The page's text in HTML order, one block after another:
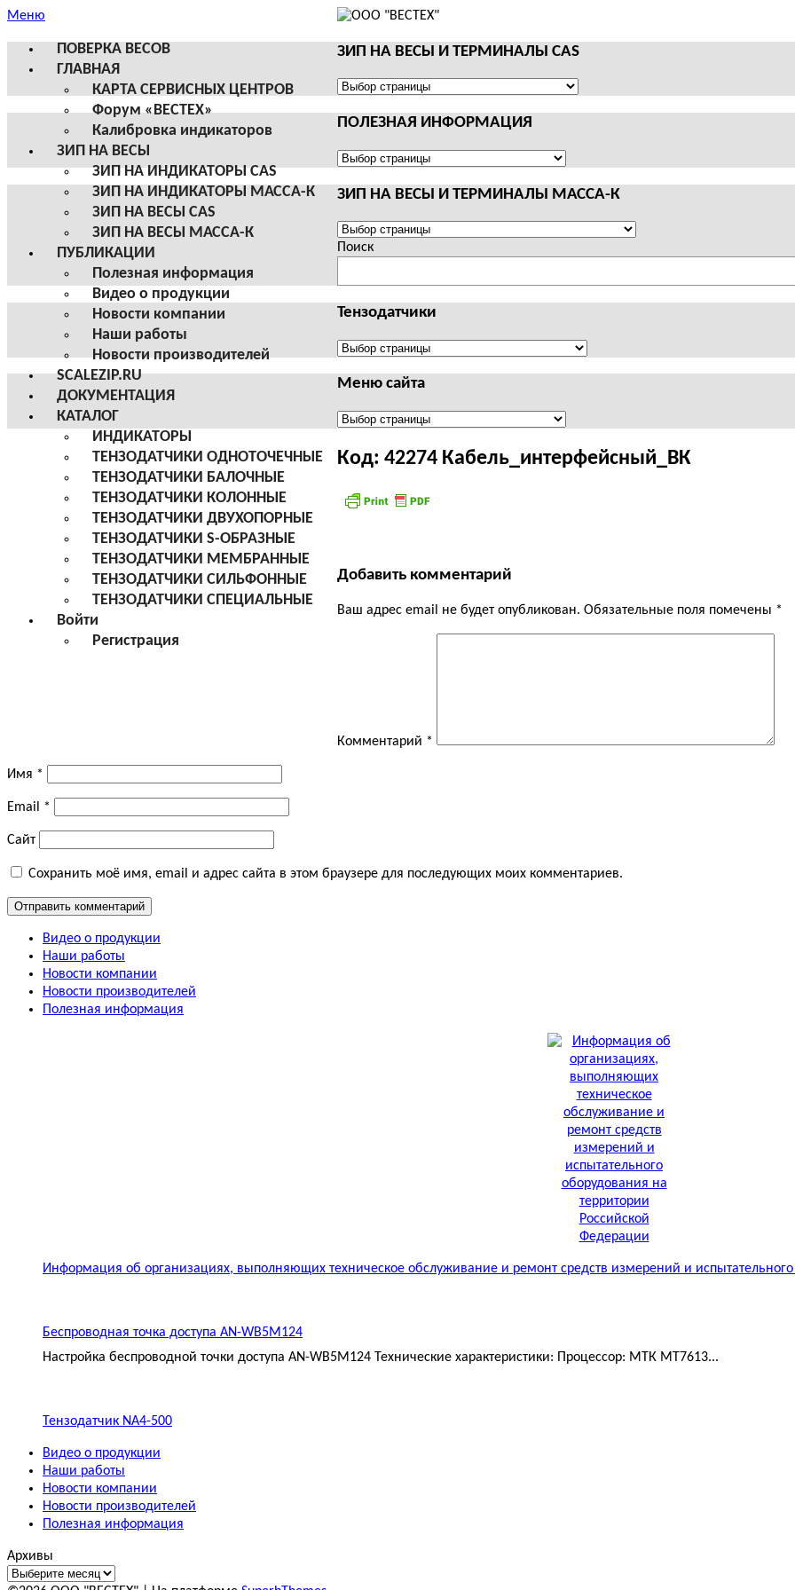
Меню
ПОВЕРКА ВЕСОВ
ГЛАВНАЯ
КАРТА СЕРВИСНЫХ ЦЕНТРОВ
Форум «ВЕСТЕХ»
Калибровка индикаторов
ЗИП НА ВЕСЫ
ЗИП НА ИНДИКАТОРЫ CAS
ЗИП НА ИНДИКАТОРЫ МАССА-К
ЗИП НА ВЕСЫ CAS
ЗИП НА ВЕСЫ МАССА-К
ПУБЛИКАЦИИ
Полезная информация
Видео о продукции
Новости компании
Наши работы
Новости производителей
SCALEZIP.RU
ДОКУМЕНТАЦИЯ
КАТАЛОГ
ИНДИКАТОРЫ
ТЕНЗОДАТЧИКИ ОДНОТОЧЕЧНЫЕ
ТЕНЗОДАТЧИКИ БАЛОЧНЫЕ
ТЕНЗОДАТЧИКИ КОЛОННЫЕ
ТЕНЗОДАТЧИКИ ДВУХОПОРНЫЕ
ТЕНЗОДАТЧИКИ S-ОБРАЗНЫЕ
ТЕНЗОДАТЧИКИ МЕМБРАННЫЕ
ТЕНЗОДАТЧИКИ СИЛЬФОННЫЕ
ТЕНЗОДАТЧИКИ СПЕЦИАЛЬНЫЕ
Войти
Регистрация
ЗИП НА ВЕСЫ И ТЕРМИНАЛЫ CAS
ЗИП
ВЕСЫ
ТЕРМИНАЛЫ
ПОЛЕЗНАЯ ИНФОРМАЦИЯ
ПОЛЕЗНАЯ
ЗИП НА ВЕСЫ И ТЕРМИНАЛЫ МАССА-К
ЗИП
НА
И
ТЕРМИНАЛЫ
МАССА-
Поиск
Тензодатчики
Тензодатчики
Меню сайта
Меню
Код: 42274 Кабель_интерфейсный_ВК
Добавить комментарий
Ваш адрес email не будет опубликован. Обязательные поля помечены *
Комментарий *
Имя *
Email *
Сайт
Сохранить моё имя, email и адрес сайта в этом браузере для последующих моих комментариев.
Видео о продукции
Наши работы
Новости компании
Новости производителей
Полезная информация
Информация об организациях, выполняющих техническое обслуживание и ремонт средств измерений и
Беспроводная точка доступа AN-WB5M124
Настройка беспроводной точки доступа AN-WB5M124 Технические характеристики: Процессор: МТК MT7613...
Тензодатчик NA4-500
Видео о продукции
Наши работы
Новости компании
Новости производителей
Полезная информация
Архивы